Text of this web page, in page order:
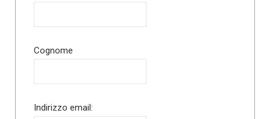
Cognome
Indirizzo email: